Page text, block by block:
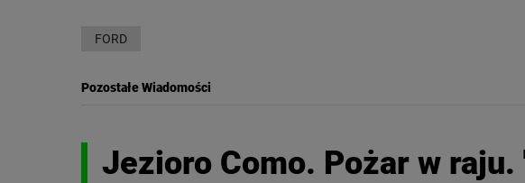
FORD
Pozostałe Wiadomości
Jezioro Como. Pożar w raju.